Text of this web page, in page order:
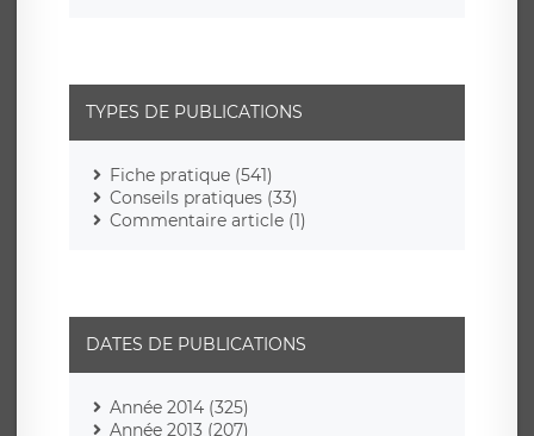
TYPES DE PUBLICATIONS
Fiche pratique (541)
Conseils pratiques (33)
Commentaire article (1)
DATES DE PUBLICATIONS
Année 2014 (325)
Année 2013 (207)